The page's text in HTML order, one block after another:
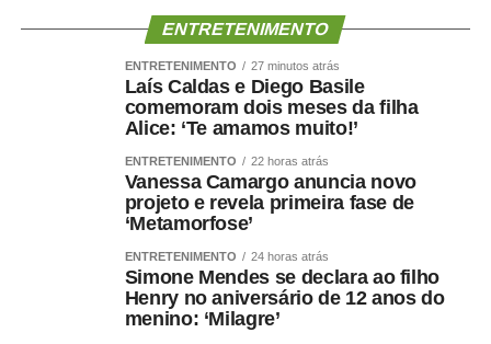
deputado Osmar Terra (PL-RS). No Senado, a proposta
onde foi relatada pela senadora Damares Alves
(Republicanos-DF), e teve como último relator o senador
Fabiano Contarato (PT-ES), na Comissão de
Constituição e Justiça (CCJ).
texto aprovadotambém substitui na legislação
referências a pornografia pela expressão violência sexual
contra criança ou adolescente. De acordo com Contarato,
a mudança deixa mais claro que as condutas envolvem
abuso, exploração e violência sexual contra crianças e
ENTRETENIMENTO
ENTRETENIMENTO 27 minutos atrás
Laís Caldas e Diego Basile
comemoram dois meses da filha
Alice: ‘Te amamos muito!’
ENTRETENIMENTO 22 horas atrás
Vanessa Camargo anuncia novo
projeto e revela primeira fase de
‘Metamorfose’
ENTRETENIMENTO 24 horas atrás
Simone Mendes se declara ao filho
Henry no aniversário de 12 anos do
menino: ‘Milagre’